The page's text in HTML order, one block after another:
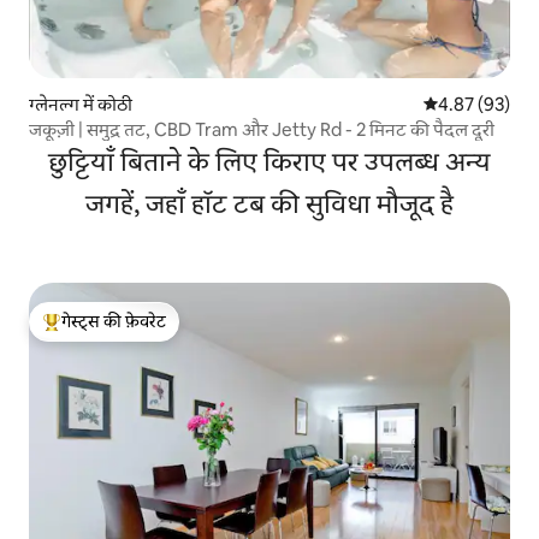
ग्लेनल्ग में कोठी औसत रेटिंग 5 में
4.87 (93)
जकूज़ी | समुद्र तट, CBD Tram और Jetty Rd - 2 मिनट की पैदल दूरी
छुट्टियाँ बिताने के लिए किराए पर उपलब्ध अन्य
जगहें, जहाँ हॉट टब की सुविधा मौजूद है
गेस्ट्स का टॉप फ़ेवरेट
गेस्ट्स की फ़ेवरेट